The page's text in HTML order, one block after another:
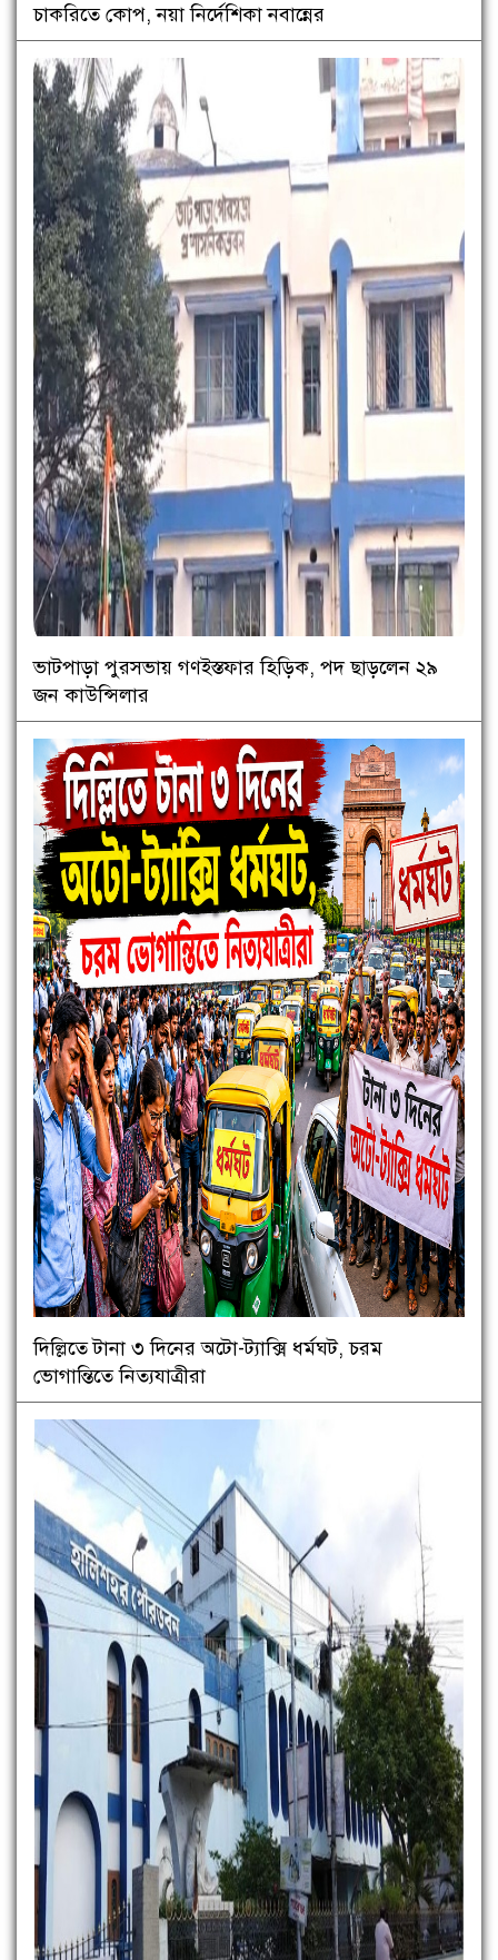
চাকরিতে কোপ, নয়া নির্দেশিকা নবান্নের
ভাটপাড়া পুরসভায় গণইস্তফার হিড়িক, পদ ছাড়লেন ২৯
জন কাউন্সিলার
দিল্লিতে টানা ৩ দিনের অটো-ট্যাক্সি ধর্মঘট, চরম
ভোগান্তিতে নিত্যযাত্রীরা